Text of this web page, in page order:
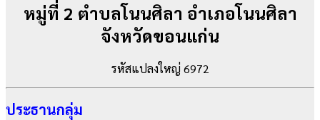
หมู่ที่ 2 ตำบลโนนศิลา อำเภอโนนศิลา
จังหวัดขอนแก่น
รหัสแปลงใหญ่ 6972
ประธานกลุ่ม